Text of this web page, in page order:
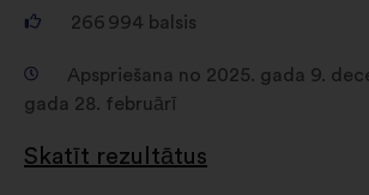
266 994 balsis
Apspriešana no 2025. gada 9.
gada 28. februārī
Skatīt rezultātus